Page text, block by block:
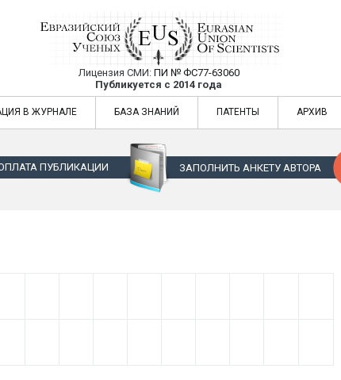
Евразийский Союз Ученых —
Лицензия СМИ: ПИ № ФС77-63060
Публикуется с 2014 года
Союз Ученых — публикация научных статей в
В ЖУРНАЛЕ БАЗА ЗНАНИЙ ПАТЕНТЫ АРХИВ
ПУБЛИКАЦИИ ЗАПОЛНИТЬ АНКЕТУ АВТОРА